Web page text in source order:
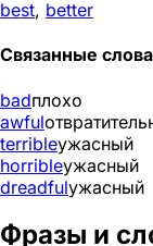
best, better
Связанные слова
badплохо
awful
terribleужасный
horribleужасный
dreadfulужасный
Фразы и